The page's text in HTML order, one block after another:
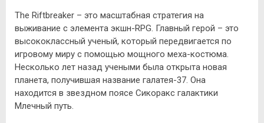
The Riftbreaker – это масштабная стратегия на
выживание с элемента экшн-RPG. Главный герой – это
высококлассный ученый, который передвигается по
игровому миру с помощью мощного меха-костюма.
Несколько лет назад учеными была открыта новая
планета, получившая название галатея-37. Она
находится в звездном поясе Сикоракс галактики
Млечный путь.